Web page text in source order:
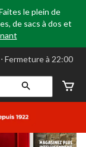
le plein de
de sacs à dos et
⋅ Fermeture à 22:00